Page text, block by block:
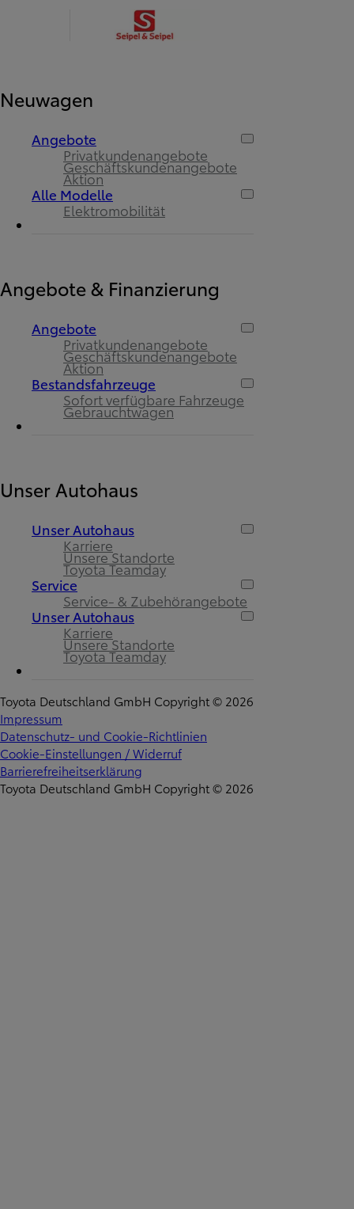
Neuwagen
Angebote
Privatkundenangebote
Geschäftskundenangebote
Aktion
Alle Modelle
Elektromobilität
Angebote & Finanzierung
Angebote
Privatkundenangebote
Geschäftskundenangebote
Aktion
Bestandsfahrzeuge
Sofort verfügbare Fahrzeuge
Gebrauchtwagen
Unser Autohaus
Unser Autohaus
Karriere
Unsere Standorte
Toyota Teamday
Service
Service- & Zubehörangebote
Unser Autohaus
Karriere
Unsere Standorte
Toyota Teamday
Toyota Deutschland GmbH Copyright © 2026
Impressum
Datenschutz- und Cookie-Richtlinien
Cookie-Einstellungen / Widerruf
Barrierefreiheitserklärung
Toyota Deutschland GmbH Copyright © 2026